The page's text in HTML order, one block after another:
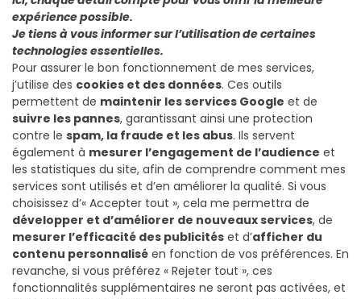
expérience possible.
Je tiens à vous informer sur l’utilisation de certaines
technologies essentielles.
Pour assurer le bon fonctionnement de mes services,
j’utilise des cookies et des données. Ces outils
permettent de maintenir les services Google et de
suivre les pannes, garantissant ainsi une protection
contre le spam, la fraude et les abus. Ils servent
également à mesurer l’engagement de l’audience et
les statistiques du site, afin de comprendre comment mes
services sont utilisés et d’en améliorer la qualité. Si vous
choisissez d’« Accepter tout », cela me permettra de
développer et d’améliorer de nouveaux services, de
mesurer l’efficacité des publicités et d’afficher du
contenu personnalisé en fonction de vos préférences. En
revanche, si vous préférez « Rejeter tout », ces
fonctionnalités supplémentaires ne seront pas activées, et